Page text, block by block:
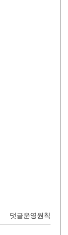
댓글운영원칙